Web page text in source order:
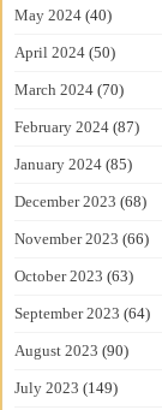
May 2024 (40)
April 2024 (50)
March 2024 (70)
February 2024 (87)
January 2024 (85)
December 2023 (68)
November 2023 (66)
October 2023 (63)
September 2023 (64)
August 2023 (90)
July 2023 (149)